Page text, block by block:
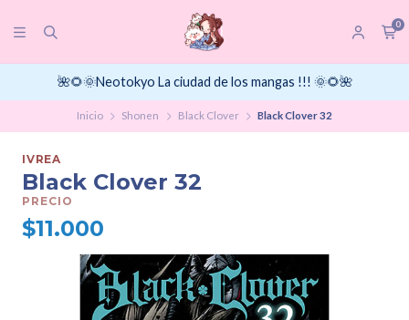
0
🌺🌻🌞Neotokyo La ciudad de los mangas !!! 🌞🌻🌺
Inicio Shonen Black Clover Black Clover 32
IVREA
Black Clover 32
PRECIO
$11.000